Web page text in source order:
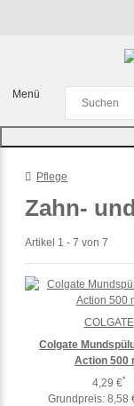
Menü
Pflege
Zahn-
Artikel 1 - 7 von 7
Colgate
Action 500
4,29 €*
Grundpreis: 8,58
COLGATE